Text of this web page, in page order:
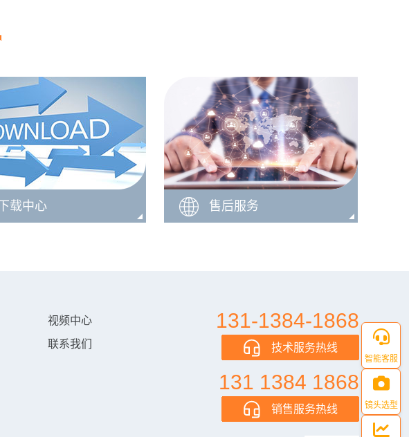
下载中心 售后服务
视频中心
联系我们
131-1384-1868
技术服务热线
131 1384 1868
销售服务热线
智能客服
镜头选型